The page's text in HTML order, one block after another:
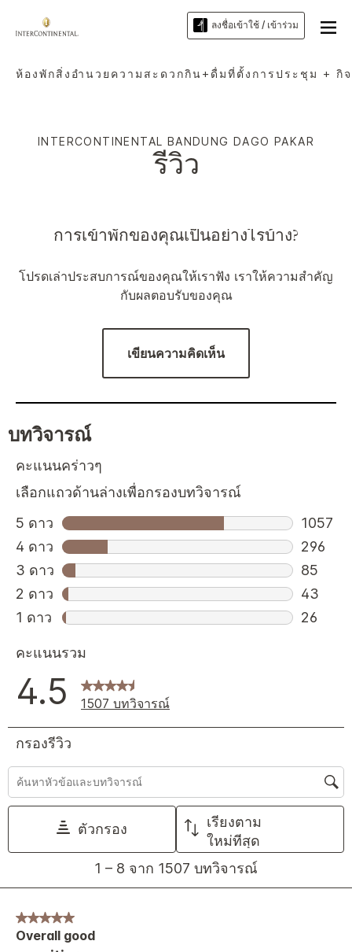
ลงชื่อเข้าใช้ / เข้าร่วม
ห้องพักสิ่งอำนวยความสะดวกกิน+ดื่มที่ตั้ง การประชุม + กิ
INTERCONTINENTAL BANDUNG DAGO PAKAR
รีวิว
การเข้าพักของคุณเป็นอย่างไรบ้าง?
โปรดเล่าประสบการณ์ของคุณให้เราฟัง เราให้ความสำคัญ
กับผลตอบรับของคุณ
เขียนความคิดเห็น